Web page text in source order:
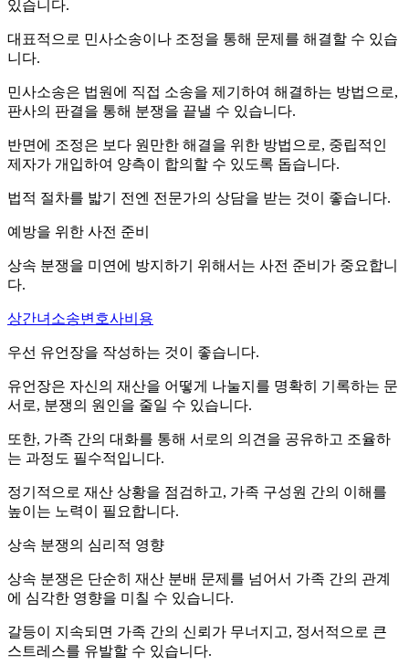
있습니다.
대표적으로 민사소송이나 조정을 통해 문제를 해결할 수 있습
니다.
민사소송은 법원에 직접 소송을 제기하여 해결하는 방법으로,
판사의 판결을 통해 분쟁을 끝낼 수 있습니다.
반면에 조정은 보다 원만한 해결을 위한 방법으로, 중립적인
제자가 개입하여 양측이 합의할 수 있도록 돕습니다.
법적 절차를 밟기 전엔 전문가의 상담을 받는 것이 좋습니다.
예방을 위한 사전 준비
상속 분쟁을 미연에 방지하기 위해서는 사전 준비가 중요합니
다.
상간녀소송변호사비용
우선 유언장을 작성하는 것이 좋습니다.
유언장은 자신의 재산을 어떻게 나눌지를 명확히 기록하는 문
서로, 분쟁의 원인을 줄일 수 있습니다.
또한, 가족 간의 대화를 통해 서로의 의견을 공유하고 조율하
는 과정도 필수적입니다.
정기적으로 재산 상황을 점검하고, 가족 구성원 간의 이해를
높이는 노력이 필요합니다.
상속 분쟁의 심리적 영향
상속 분쟁은 단순히 재산 분배 문제를 넘어서 가족 간의 관계
에 심각한 영향을 미칠 수 있습니다.
갈등이 지속되면 가족 간의 신뢰가 무너지고, 정서적으로 큰
스트레스를 유발할 수 있습니다.